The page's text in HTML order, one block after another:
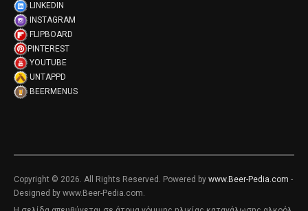
LINKEDIN
INSTAGRAM
FLIPBOARD
PINTEREST
YOUTUBE
UNTAPPD
BEERMENUS
Copyright © 2026. All Rights Reserved. Powered by www.Beer-Pedia.com -
Designed by www.Beer-Pedia.com.